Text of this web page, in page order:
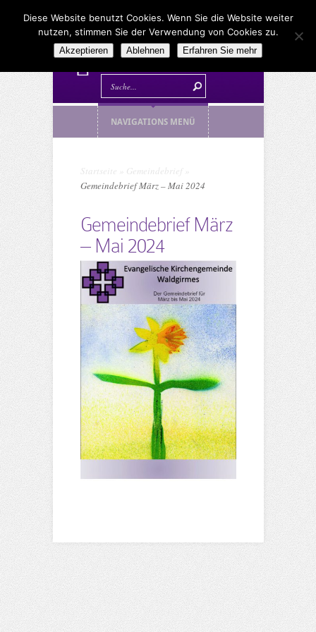
NAVIGATIONS MENÜ
Startseite Gemeindebrief
Gemeindebrief März – Mai 2024
Gemeindebrief März
– Mai 2024
Diese Website benutzt Cookies. Wenn Sie die Website weiter
nutzen, stimmen Sie der Verwendung von Cookies zu.
Akzeptieren Ablehnen Erfahren Sie mehr